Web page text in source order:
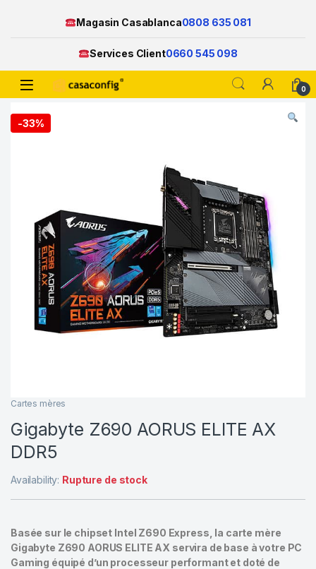
Magasin Casablanca0808 635 081
Services Client0660 545 098
Open 0
-33%
Cartes mères
Gigabyte Z690 AORUS ELITE AX
DDR5
Availability: Rupture de stock
Basée sur le chipset Intel Z690 Express, la carte mère
Gigabyte Z690 AORUS ELITE AX servira de base à votre PC
Gaming équipé d’un processeur performant et doté de